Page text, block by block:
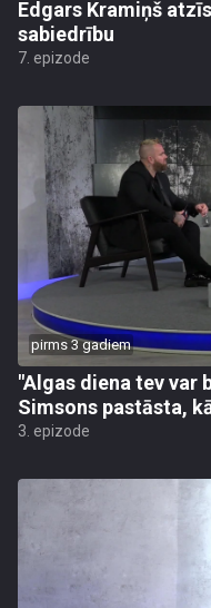
Edgars Kramiņš
sabiedrību
7. epizode
pirms 3 gadiem
"Algas diena tev var
Simsons pastāsta,
3. epizode